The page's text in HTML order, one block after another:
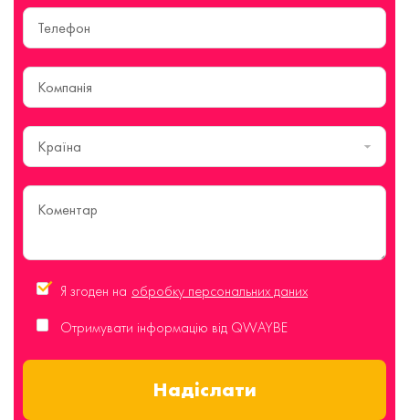
Країна
Я згоден на обробку персональних даних
Отримувати інформацію від QWAYBE
Надіслати